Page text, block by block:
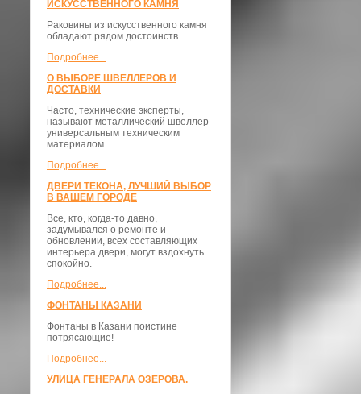
ИСКУССТВЕННОГО КАМНЯ
Раковины из искусственного камня
обладают рядом достоинств
Подробнее...
О ВЫБОРЕ ШВЕЛЛЕРОВ И
ДОСТАВКИ
​Часто, технические эксперты,
называют металлический швеллер
универсальным техническим
материалом.
Подробнее...
ДВЕРИ ТЕКОНА, ЛУЧШИЙ ВЫБОР
В ВАШЕМ ГОРОДЕ
Все, кто, когда-то давно,
задумывался о ремонте и
обновлении, всех составляющих
интерьера двери, могут вздохнуть
спокойно.
Подробнее...
ФОНТАНЫ КАЗАНИ
Фонтаны в Казани поистине
потрясающие!
Подробнее...
УЛИЦА ГЕНЕРАЛА ОЗЕРОВА.